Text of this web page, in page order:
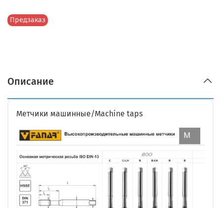
Предзаказ
Описание
Метчики машинные/Machine taps